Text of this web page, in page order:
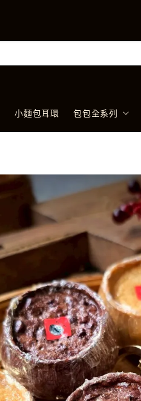
小麵包耳環 包包全系列